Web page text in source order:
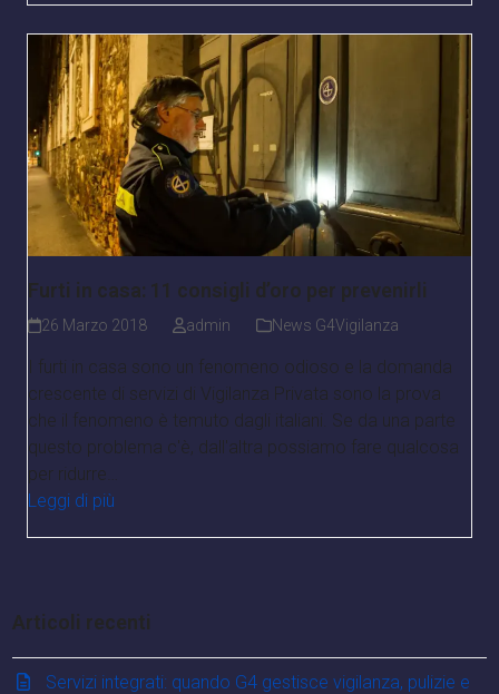
Furti in casa: 11 consigli d’oro per prevenirli
26 Marzo 2018 admin News G4Vigilanza
I furti in casa sono un fenomeno odioso e la domanda
crescente di servizi di Vigilanza Privata sono la prova
che il fenomeno è temuto dagli italiani. Se da una parte
questo problema c'è, dall'altra possiamo fare qualcosa
per ridurre…
Leggi di più
Articoli recenti
Servizi integrati: quando G4 gestisce vigilanza, pulizie e